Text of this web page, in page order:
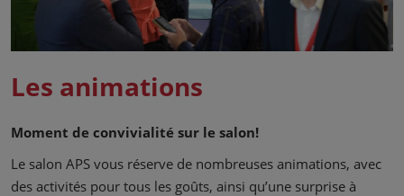
Les animations
Moment de convivialité sur le salon!
Le salon APS vous réserve de nombreuses animations, avec
des activités pour tous les goûts, ainsi qu’une surprise à